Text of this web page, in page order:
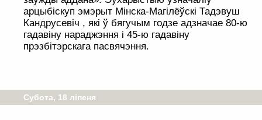
арцыбіскуп эмэрыт Мінска-Магілёўскі Тадэвуш
Кандрусевіч , які ў бягучым годзе адзначае 80-ю
гадавіну нараджэння і 45-ю гадавіну
прэзбітэрскага пасвячэння.
Субота, 18 ліпеня